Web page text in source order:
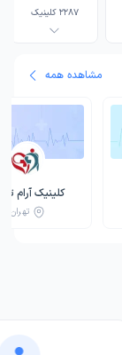
2287 کلینیک
مشاهده همه
کلینیک آرام
تهران